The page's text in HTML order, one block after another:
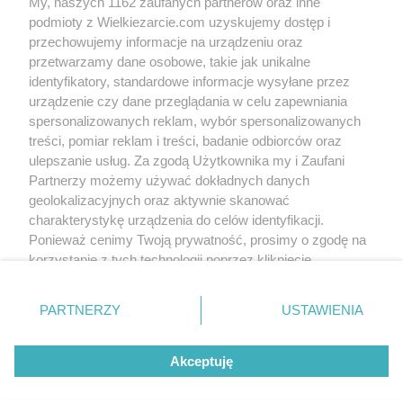
Co roku ten sam numer, Twój pasztet gości
na naszym stole na każde święta oraz inne
podniosłe uroczystości :) Dusi się właśnie :D
Pozdrawiam , Wesołych Świąt
Placek drożdżowy
vikunia
vikunia (2015-08-06 16:54)
nie piekłam tego ciasta z owocami ale warto
spróbować :)
azieczka (2015-08-01 20:00)
Mam pytanie: czy można po tych 7 godzinach
wyłożyć na ciasto owoce i kruszonkę, a
dopiero wtedy upiec? z góry dziękuję za
odpowiedź.
Napisz do nas
Regulamin
Polityka cookies
Polityka prywatności Reklama
podmioty z Wielkiezarcie.com uzyskujemy dostęp i
przechowujemy informacje na urządzeniu oraz
przetwarzamy dane osobowe, takie jak unikalne
identyfikatory, standardowe informacje wysyłane przez
urządzenie czy dane przeglądania w celu zapewniania
spersonalizowanych reklam, wybór spersonalizowanych
treści, pomiar reklam i treści, badanie odbiorców oraz
ulepszanie usług. Za zgodą Użytkownika my i Zaufani
Partnerzy możemy używać dokładnych danych
geolokalizacyjnych oraz aktywnie skanować
charakterystykę urządzenia do celów identyfikacji.
Ponieważ cenimy Twoją prywatność, prosimy o zgodę na
korzystanie z tych technologii poprzez kliknięcie
zmienić/wycofać klikając przycisk ustawień prywatności
znajdujący się w lewym dolnym rogu strony
rodzaje przetwarzania danych nie wymagają zgody
użytkownika, ale masz prawo sprzeciwić się takiemu
przetwarzaniu. Preferencje będą miały zastosowania tylko
PARTNERZY USTAWIENIA
Akceptuję